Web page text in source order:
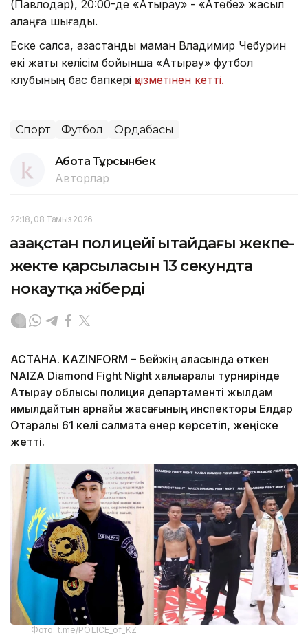
(Павлодар), 20:00-де «Атырау» - «Ақтөбе» жасыл
алаңға шығады.
Еске салсақ, қазақстандық маман Владимир Чебурин
екі жақты келісім бойынша «Атырау» футбол
клубының бас бапкері қызметінен кетті.
Спорт Футбол Ордабасы
Ақбота Тұрсынбек
Авторлар
22:18, 08 Тамыз 2026
Қазақстан полицейі Қытайдағы жекпе-
жекте қарсыласын 13 секундта
нокаутқа жіберді
АСТАНА. KAZINFORM – Бейжің қаласында өткен
NAIZA Diamond Fight Night халықаралық турнирінде
Атырау облысы полиция департаменті жылдам
қимылдайтын арнайы жасағының инспекторы Елдар
Отаралы 61 келі салмақта өнер көрсетіп, жеңіске
жетті.
Фото: t.me/POLICE_of_KZ